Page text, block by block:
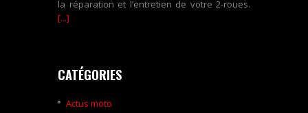
la réparation et l’entretien de votre 2-roues.
[...]
CATÉGORIES
Actus moto